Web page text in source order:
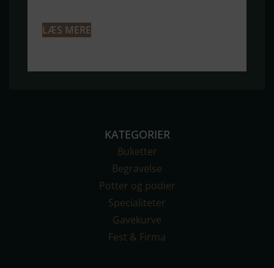
LÆS MERE
KATEGORIER
Buketter
Begravelse
Potter og podier
Specialiteter
Gavekurve
Fest & Firma